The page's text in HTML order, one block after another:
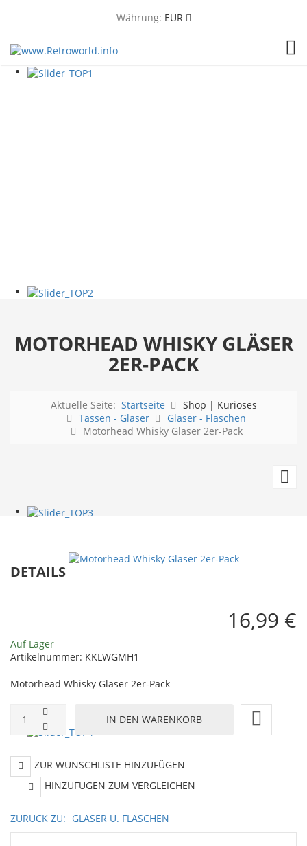
Währung: EUR
MOTORHEAD WHISKY GLÄSER
2ER-PACK
Aktuelle Seite: Startseite
Shop | Kurioses
Tassen - Gläser
Gläser - Flaschen
Motorhead Whisky Gläser 2er-Pack
DETAILS
16,99 €
Auf Lager
Artikelnummer: KKLWGMH1
Motorhead Whisky Gläser 2er-Pack
ZUR WUNSCHLISTE HINZUFÜGEN
HINZUFÜGEN ZUM VERGLEICHEN
ZURÜCK ZU: GLÄSER U. FLASCHEN